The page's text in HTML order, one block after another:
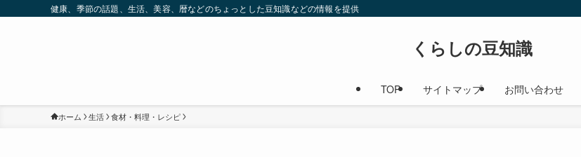
健康、季節の話題、生活、美容、暦などのちょっとした豆知識などの情報を提供
くらしの豆知識
TOP サイトマップ お問い合わせ
ホーム 生活 食材・料理・レシピ